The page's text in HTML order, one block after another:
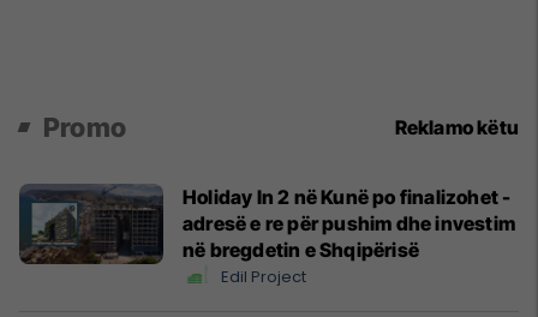
Promo Reklamo këtu
Holiday In 2 në Kunë po finalizohet -
adresë e re për pushim dhe investim
në bregdetin e Shqipërisë
Edil Project